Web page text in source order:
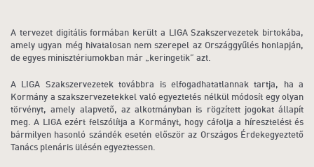
A tervezet digitális formában került a LIGA Szakszervezetek birtokába,
amely ugyan még hivatalosan nem szerepel az Országgyűlés honlapján,
de egyes minisztériumokban már „keringetik” azt.
A LIGA Szakszervezetek továbbra is elfogadhatatlannak tartja, ha a
Kormány a szakszervezetekkel való egyeztetés nélkül módosít egy olyan
törvényt, amely alapvető, az alkotmányban is rögzített jogokat állapít
meg. A LIGA ezért felszólítja a Kormányt, hogy cáfolja a híresztelést és
bármilyen hasonló szándék esetén először az Országos Érdekegyeztető
Tanács plenáris ülésén egyeztessen.